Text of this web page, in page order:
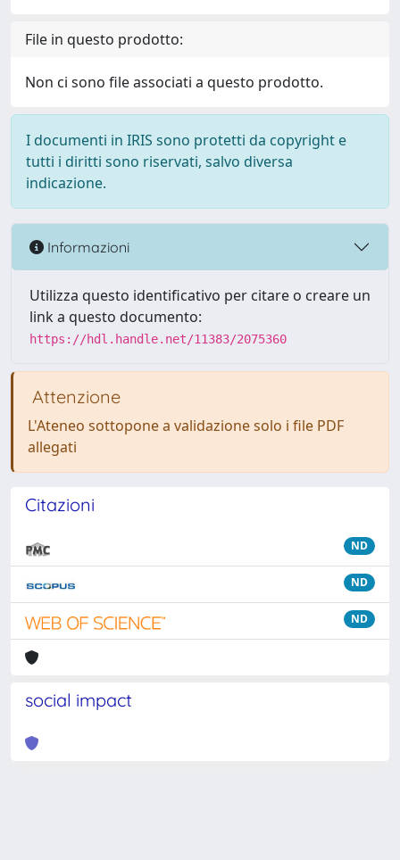
File in questo prodotto:
Non ci sono file associati a questo prodotto.
I documenti in IRIS sono protetti da copyright e
tutti i diritti sono riservati, salvo diversa
indicazione.
Informazioni
Utilizza questo identificativo per citare o creare un
link a questo documento:
https://hdl.handle.net/11383/2075360
Attenzione
L'Ateneo sottopone a validazione solo i file PDF
allegati
Citazioni
ND
ND
ND
social impact